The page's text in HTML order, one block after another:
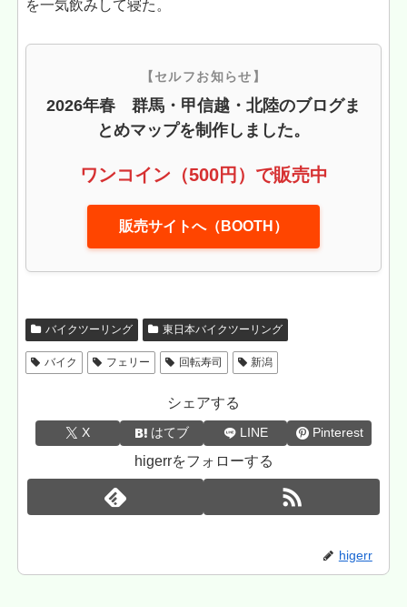
を一気飲みして寝た。
【セルフお知らせ】
2026年春 群馬・甲信越・北陸のブログま
とめマップを制作しました。
ワンコイン（500円）で販売中
販売サイトへ（BOOTH）
バイクツーリング 東日本バイクツーリング
バイク フェリー 回転寿司 新潟
シェアする
X はてブ LINE Pinterest
higerrをフォローする
higerr